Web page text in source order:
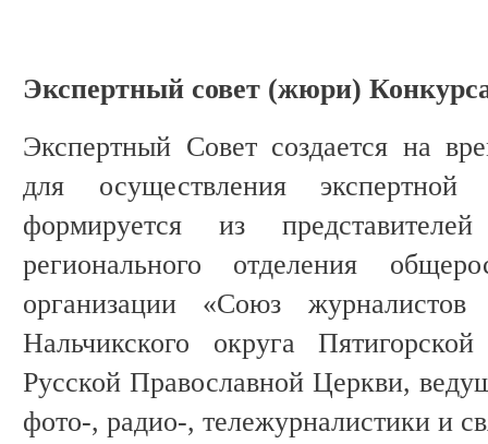
Экспертный совет (жюри)
Экспертный Совет создается на
для осуществления
формируется из представителей
регионального отделения
организации «Союз
Нальчикского округа
Русской Православной Церкви,
фото-, радио-, тележурналистики и